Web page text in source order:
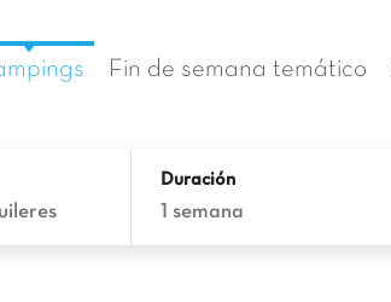
Fin de semana temático
Duración
1 semana